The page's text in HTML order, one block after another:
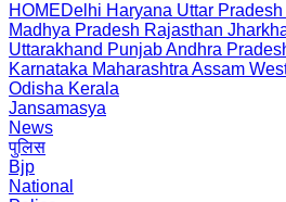
HOMEDelhi Haryana Uttar Pradesh
Madhya Pradesh Rajasthan
Uttarakhand PunjabAndhra
Karnataka Maharashtra Assam
Odisha Kerala
Jansamasya
News
पुलिस
Bjp
National